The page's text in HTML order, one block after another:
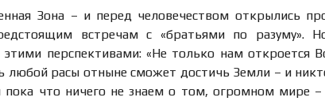
Зона – и перед человечеством открылись
встречам с «братьями по разуму».
этими перспективами: «Не только нам
любой расы отныне сможет достичь Земли – и
что ничего не знаем о том, огромном мире